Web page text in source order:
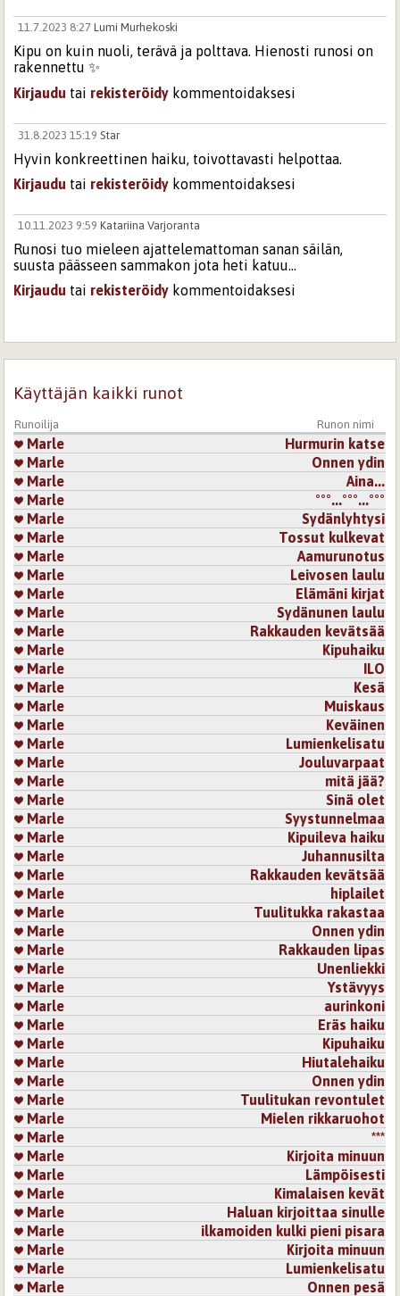
11.7.2023 8:27 Lumi Murhekoski
Kipu on kuin nuoli, terävä ja polttava. Hienosti runosi on
rakennettu ✨
Kirjaudu tai rekisteröidy kommentoidaksesi
31.8.2023 15:19 Star
Hyvin konkreettinen haiku, toivottavasti helpottaa.
Kirjaudu tai rekisteröidy kommentoidaksesi
10.11.2023 9:59 Katariina Varjoranta
Runosi tuo mieleen ajattelemattoman sanan säilän,
suusta päässeen sammakon jota heti katuu...
Kirjaudu tai rekisteröidy kommentoidaksesi
Taidokas runo.
Käyttäjän kaikki runot
Runoilija Runon nimi
Marle
Hurmurin katse
Marle
Onnen ydin
Marle
​Aina...
Marle
°°°...°°°...°°°
Marle
Sydänlyhtysi
Marle
Tossut kulkevat
Marle
Aamurunotus
Marle
Leivosen laulu
Marle
Elämäni kirjat
Marle
Sydänunen laulu
Marle
Rakkauden kevätsää
Marle
Kipuhaiku
Marle
ILO
Marle
Kesä
Marle
Muiskaus
Marle
Keväinen
Marle
Lumienkelisatu
Marle
Jouluvarpaat
Marle
mitä jää?
Marle
Sinä olet
Marle
Syystunnelmaa
Marle
Kipuileva haiku
Marle
Juhannusilta
Marle
Rakkauden kevätsää
Marle
hiplailet
Marle
Tuulitukka rakastaa
Marle
Onnen ydin
Marle
Rakkauden lipas
Marle
Unenliekki
Marle
Ystävyys
Marle
aurinkoni
Marle
Eräs haiku
Marle
Kipuhaiku
Marle
Hiutalehaiku
Marle
Onnen ydin
Marle
Tuulitukan revontulet
Marle
Mielen rikkaruohot
Marle
***
Marle
Kirjoita minuun
Marle
Lämpöisesti
Marle
Kimalaisen kevät
Marle
Haluan kirjoittaa sinulle
Marle
ilkamoiden kulki pieni pisara
Marle
Kirjoita minuun
Marle
Lumienkelisatu
Marle
Onnen pesä